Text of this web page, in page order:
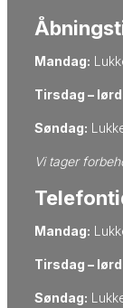
Mandag:
Tirsdag –
Søndag:
Vi tager
Mandag:
Tirsdag –
Søndag: